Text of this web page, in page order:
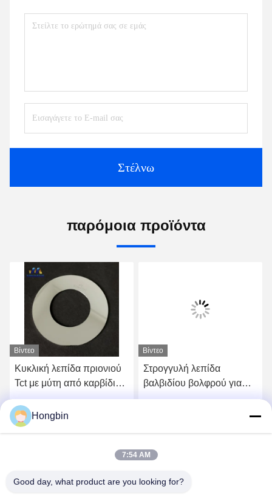
Στέλνω
παρόμοια προϊόντα
Βίντεο
Κυκλική λεπίδα πριονιού
Tct με μύτη από καρβίδιο
βολφραμίου για κοπή
αλουμινίου
Βίντεο
Στρογγυλή λεπίδα
βαλβιδίου βολφρού για
την κοπή μπαταρίας
Hongbin
7:54 AM
Good day, what product are you looking for?